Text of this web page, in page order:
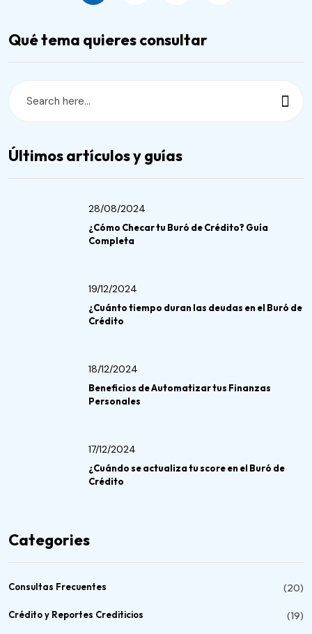
Qué tema quieres consultar
Últimos artículos y guías
28/08/2024
¿Cómo Checar tu Buró de Crédito? Guía
Completa
19/12/2024
¿Cuánto tiempo duran las deudas en el Buró de
Crédito
18/12/2024
Beneficios de Automatizar tus Finanzas
Personales
17/12/2024
¿Cuándo se actualiza tu score en el Buró de
Crédito
Categories
Consultas Frecuentes (20)
Crédito y Reportes Crediticios (19)